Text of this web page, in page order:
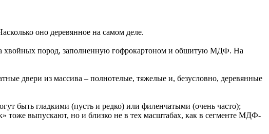
оно деревянное на самом деле.
хвойных пород, заполненную гофрокартоном и обшитую МДФ. На
двери из массива – полнотелые, тяжелые и, безусловно, деревянные
быть гладкими (пусть и редко) или филенчатыми (очень часто);
тоже выпускают, но и близко не в тех масштабах, как в сегменте МДФ-